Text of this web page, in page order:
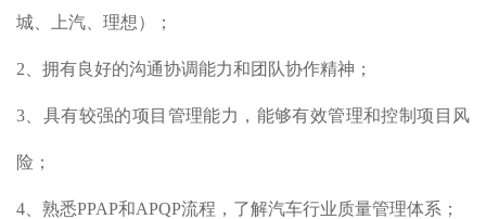
城、上汽、理想）；
2、拥有良好的沟通协调能力和团队协作精神；
3、具有较强的项目管理能力，能够有效管理和控制项目风
险；
4、熟悉PPAP和APQP流程，了解汽车行业质量管理体系；